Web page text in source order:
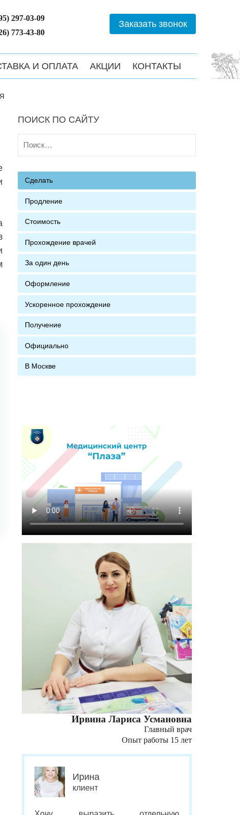
297-03-09
773-43-80
Заказать звонок
И ОПЛАТА АКЦИИ КОНТАКТЫ
ПОИСК ПО САЙТУ
Сделать
Продление
Стоимость
Прохождение врачей
За один день
Оформление
Ускоренное прохождение
Получение
Официально
В Москве
Ирвина Лариса Усмановна
Главный врач
Опыт работы 15 лет
Ирина
клиент